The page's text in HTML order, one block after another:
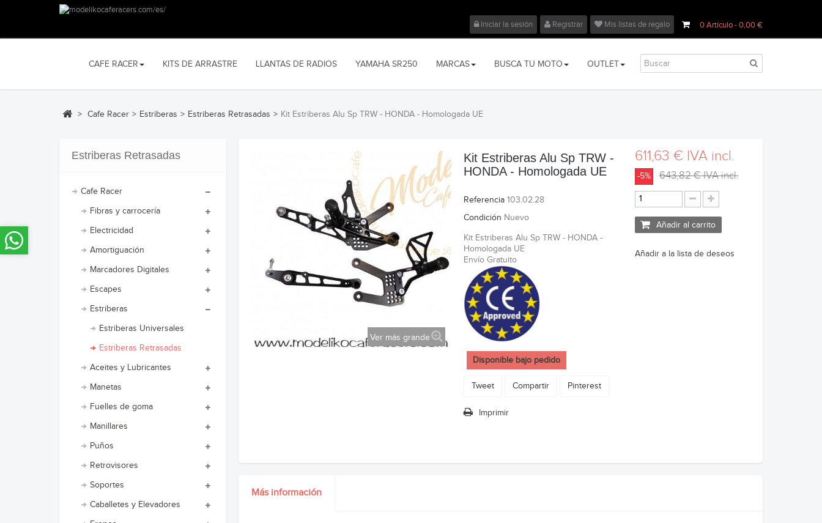
0Artículo- 0,00 €
Iniciar la sesión Registrar Mis listas de regalo
CAFE RACER KITS DE ARRASTRE LLANTAS DE RADIOS YAMAHA SR250 MARCAS BUSCA TU MOTO OUTLET
> Cafe Racer > Estriberas > Estriberas Retrasadas > Kit Estriberas Alu Sp TRW - HONDA - Homologada UE
Estriberas Retrasadas
Cafe Racer
Fibras y carrocería
Electricidad
Amortiguación
Marcadores Digitales
Escapes
Estriberas
Estriberas Universales
Estriberas Retrasadas
Aceites y Lubricantes
Manetas
Fuelles de goma
Manillares
Puños
Retrovisores
Soportes
Caballetes y Elevadores
Ver más grande
Kit Estriberas Alu Sp TRW -
HONDA - Homologada UE
Referencia 103.02.28
Condición Nuevo
Kit Estriberas Alu Sp TRW - HONDA -
Homologada UE
Envío Gratuito
Disponible bajo pedido
Tweet Compartir Pinterest
Imprimir
611,63 € IVA incl.
-5% 643,82 €IVA incl.
Añadir al carrito
Añadir a la lista de deseos
Más información